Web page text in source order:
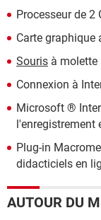
Processeur de 2
Carte graphique
Souris à molette
Connexion à
Microsoft ®
l'enregistrement
Plug-in
didacticiels en
AUTOUR DU